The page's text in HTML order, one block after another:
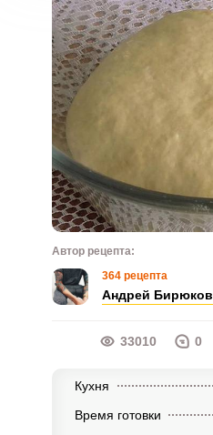
Автор рецепта:
364 рецепта
Андрей Бирюков
33010 0
Кухня
Время готовки